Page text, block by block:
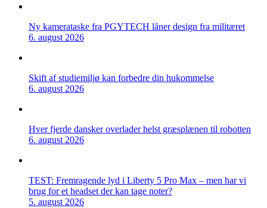
Ny kamerataske fra PGYTECH låner design fra militæret
6. august 2026
Skift af studiemiljø kan forbedre din hukommelse
6. august 2026
Hver fjerde dansker overlader helst græsplænen til robotten
6. august 2026
TEST: Fremragende lyd i Liberty 5 Pro Max – men har vi
brug for et headset der kan tage noter?
5. august 2026